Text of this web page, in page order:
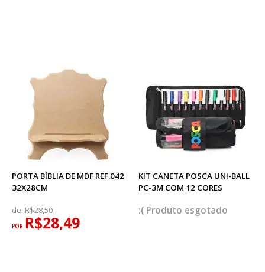
PORTA BÍBLIA DE MDF REF.042
32X28CM
de: R$28,50
POR R$28,49
KIT CANETA POSCA UNI-BALL
PC-3M COM 12 CORES
esgotado